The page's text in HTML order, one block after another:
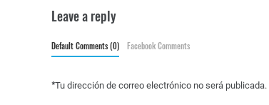
Leave a reply
Default Comments (0) Facebook Comments
Tu dirección de correo electrónico no será publicada.
*